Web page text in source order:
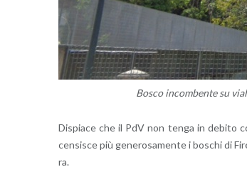
Bosco in­com­ben­te su
Di­spia­ce che il PdV non tenga in de­bi­to
cen­si­sce più ge­ne­ro­sa­men­te i bo­schi di
ra.